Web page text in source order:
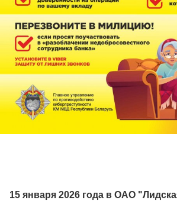
15 января 2026 года в ОАО